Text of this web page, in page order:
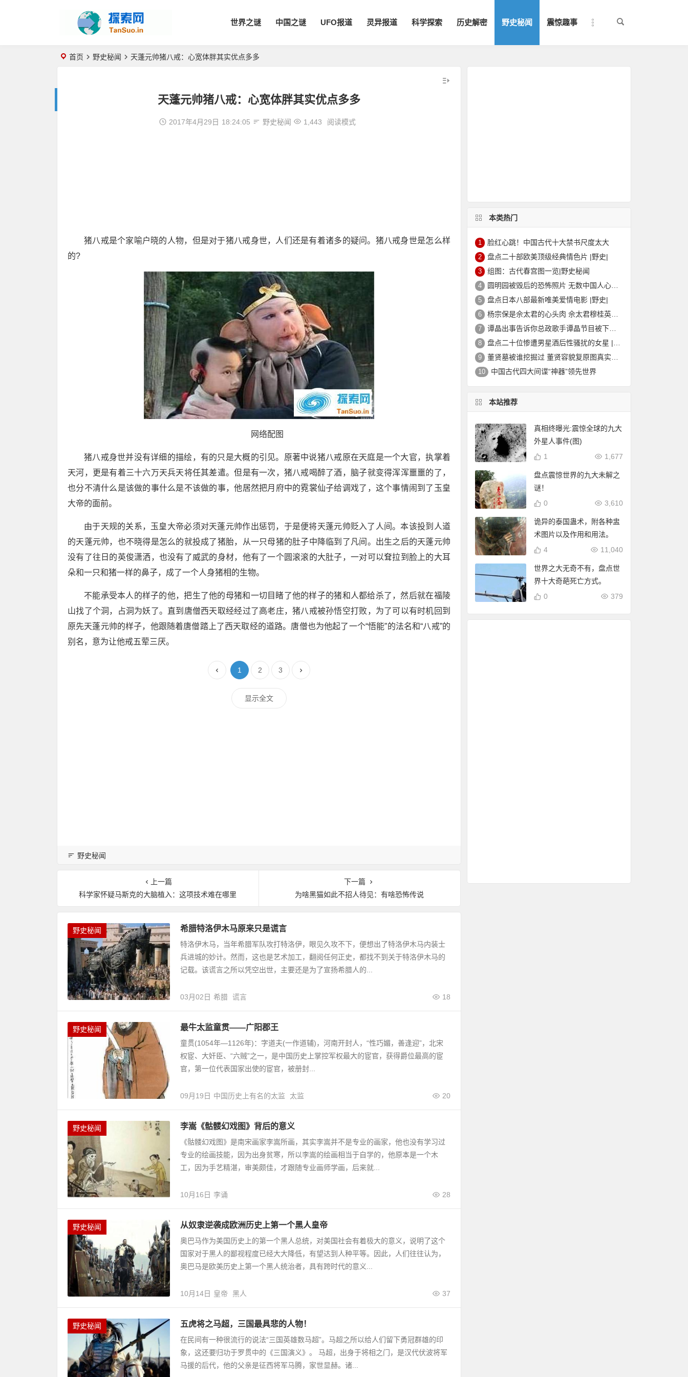
世界之谜 中国之谜 UFO报道 灵异报道 科学探索 历史解密 野史秘闻 震惊趣事
首页 野史秘闻 天蓬元帅猪八戒：心宽体胖其实优点多多
天蓬元帅猪八戒：心宽体胖其实优点多多
2017年4月29日 18:24:05 野史秘闻 1,443 阅读模式
猪八戒是个家喻户晓的人物，但是对于猪八戒身世，人们还是有着诸多的疑问。猪八戒身世是怎么样
的?
网络配图
猪八戒身世并没有详细的描绘，有的只是大概的引见。原著中说猪八戒原在天庭是一个大官，执掌着
天河，更是有着三十六万天兵天将任其差遣。但是有一次，猪八戒喝醉了酒，脑子就变得浑浑噩噩的了，
也分不清什么是该做的事什么是不该做的事，他居然把月府中的霓裳仙子给调戏了，这个事情闹到了玉皇
大帝的面前。
由于天规的关系，玉皇大帝必须对天蓬元帅作出惩罚，于是便将天蓬元帅贬入了人间。本该投到人道
的天蓬元帅，也不晓得是怎么的就投成了猪胎，从一只母猪的肚子中降临到了凡间。出生之后的天蓬元帅
没有了往日的英俊潇洒，也没有了威武的身材，他有了一个圆滚滚的大肚子，一对可以耷拉到脸上的大耳
朵和一只和猪一样的鼻子，成了一个人身猪相的生物。
不能承受本人的样子的他，把生了他的母猪和一切目睹了他的样子的猪和人都给杀了，然后就在福陵
山找了个洞，占洞为妖了。直到唐僧西天取经经过了高老庄，猪八戒被孙悟空打败，为了可以有时机回到
原先天蓬元帅的样子，他跟随着唐僧踏上了西天取经的道路。唐僧也为他起了一个“悟能”的法名和“八戒”的
别名，意为让他戒五荤三厌。
1 2 3
显示全文
野史秘闻
上一篇
科学家怀疑马斯克的大脑植入：这项技术难在哪里
下一篇
为啥黑猫如此不招人待见：有啥恐怖传说
野史秘闻 希腊特洛伊木马原来只是谎言
特洛伊木马，当年希腊军队攻打特洛伊，眼见久攻不下，便想出了特洛伊木马内装士
兵进城的妙计。然而，这也是艺术加工，翻阅任何正史，都找不到关于特洛伊木马的
记载。该谎言之所以凭空出世，主要还是为了宣扬希腊人的...
03月02日 18
希腊 谎言
野史秘闻 最牛太监童贯——广阳郡王
童贯(1054年—1126年)：字道夫(一作道辅)，河南开封人，“性巧媚，善逢迎”，北宋
权宦、大奸臣、“六贼”之一，是中国历史上掌控军权最大的宦官，获得爵位最高的宦
官，第一位代表国家出使的宦官，被册封...
09月19日 20
中国历史上有名的太监 太监
野史秘闻 李嵩《骷髅幻戏图》背后的意义
《骷髅幻戏图》是南宋画家李嵩所画，其实李嵩并不是专业的画家，他也没有学习过
专业的绘画技能，因为出身贫寒，所以李嵩的绘画相当于自学的，他原本是一个木
工，因为手艺精湛，审美颇佳，才跟随专业画师学画，后来就...
10月16日 28
李诵
野史秘闻 从奴隶逆袭成欧洲历史上第一个黑人皇帝
奥巴马作为美国历史上的第一个黑人总统，对美国社会有着极大的意义，说明了这个
国家对于黑人的鄙视程度已经大大降低，有望达到人种平等。因此，人们往往认为，
奥巴马是欧美历史上第一个黑人统治者，具有跨时代的意义...
10月14日 37
皇帝 黑人
野史秘闻 五虎将之马超，三国最具悲的人物！
在民间有一种很流行的说法“三国英雄数马超”。马超之所以给人们留下勇冠群雄的印
象，这还要归功于罗贯中的《三国演义》。 马超，出身于将相之门，是汉代伏波将军
马援的后代，他的父亲是征西将军马腾，家世显赫。诸...
本类热门
1 脸红心跳！中国古代十大禁书尺度太大
2 盘点二十部欧美顶级经典情色片 |野史|
3 组图：古代春宫图一览|野史秘闻
4 圆明园被毁后的恐怖照片 无数中国人心中的痛
5 盘点日本八部最新唯美爱情电影 |野史|
6 杨宗保是佘太君的心头肉 佘太君穆桂英的故事|野史秘闻
7 谭晶出事告诉你总政歌手谭晶节目被下架的真相
8 盘点二十位惨遭男星酒后性骚扰的女星 |野史|
9 董贤墓被谁挖掘过 董贤容貌复原图真实外貌|野史秘闻
10 中国古代四大间谍“神器”领先世界
本站推荐
真相终曝光:震惊全球的九大
外星人事件(图)
1,677
1
盘点震惊世界的九大未解之
谜！
3,610
0
诡异的泰国蛊术，附各种盅
术图片以及作用和用法。
11,040
4
世界之大无奇不有，盘点世
界十大奇葩死亡方式。
379
0